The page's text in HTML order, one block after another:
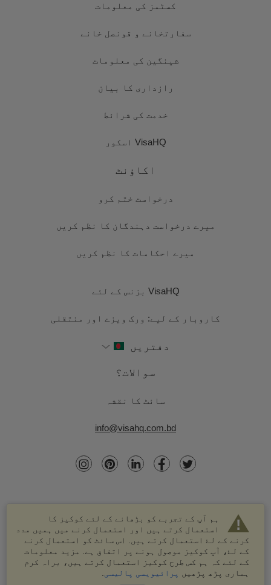
ہم آپ کے تجربے کو بڑھانے کے لئے کوکیز کا
استعمال کرتے ہیں اور استعمال کرنے میں ہمیں مدد
کرنے کے لۓ استعمال کرتے ہیں. اس سائٹ کو استعمال کرنے
کے لۓ، آپ کوکیز موصول ہونے پر اتفاق ہے. مزید معلومات
کے لئے کہ ہم کس طرح کوکیز استعمال کرتے ہیں، براہ کرم
ہماری پڑھ پڑھیں
پرائیویسی پالیسی
کسٹمز کی معلومات
سفارتخانے و قونصل خانے
شینگین کی معلومات
رازداری کا بیان
خدمت کی شرائط
VisaHQ اسکور
اکاؤنٹ
درخواست ختم کرو
میرے درخواست دہندگان کا نظم کریں
میرے احکامات کا نظم کریں
VisaHQ بزنس کے لئے
کاروبار کے لیے: ورک ویزے اور منتقلی
دفتریں
سوالات؟
سائٹ کا نقشہ
info@visahq.com.bd
© 2003-2026 VisaHQ.com، انک. تمام حقوق محفوظ ہیں۔